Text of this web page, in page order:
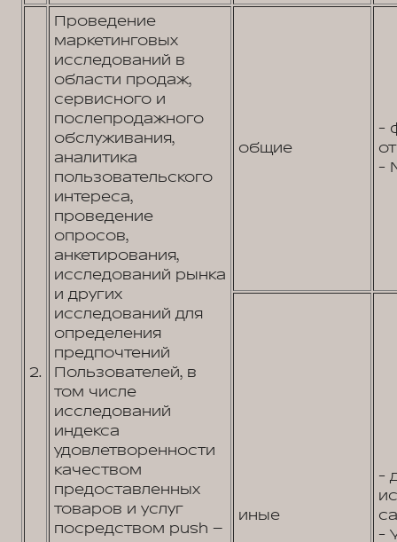
2.
Проведение
маркетинговых
исследований в
области продаж,
сервисного и
послепродажного
обслуживания,
аналитика
пользовательского
интереса,
проведение
опросов,
анкетирования,
исследований рынка
и других
исследований для
определения
предпочтений
Пользователей, в
том числе
исследований
индекса
удовлетворенности
качеством
предоставленных
товаров и услуг
посредством push –
общие
-
-
иные
-
-